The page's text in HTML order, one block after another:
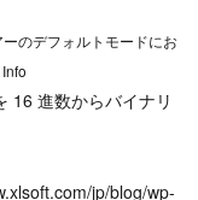
のデフォルトモードにお
16 進数からバイナリ
jp/blog/wp-